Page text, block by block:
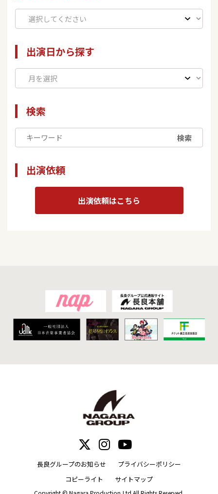
出演日から探す
検索
検索
出演依頼
出演依頼はこちら
長良グループのお知らせ
プライバシーポリシー
コピーライト
サイトマップ